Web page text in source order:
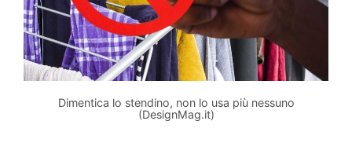
Dimentica lo stendino, non lo usa più nessuno
(DesignMag.it)